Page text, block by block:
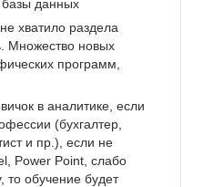
данных
хватило раздела
Множество новых
программ,
в аналитике, если
(бухгалтер,
и пр.), если не
Power Point, слабо
то обучение будет